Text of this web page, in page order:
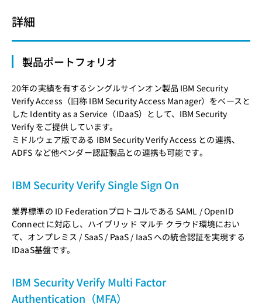
詳細
製品ポートフォリオ
20年の実績を有するシングルサインオン製品 IBM Security
Verify Access（旧称 IBM Security Access Manager）をベースと
した Identity as a Service（IDaaS）として、IBM Security
Verify をご提供しています。
ミドルウェア版である IBM Security Verify Access との連携、
ADFS など他ベンダー認証製品との連携も可能です。
IBM Security Verify Single Sign On
業界標準の ID Federationプロトコルである SAML / OpenID
Connect に対応し、ハイブリッド マルチ クラウド環境におい
て、オンプレミス / SaaS / PaaS / IaaS への統合認証を実現する
IDaaS基盤です。
IBM Security Verify Multi Factor
Authentication（MFA）